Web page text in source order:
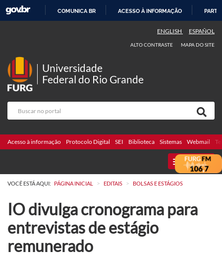
COMUNICA BR ACESSO À INFORMAÇÃO
ENGLISH ESPAÑOL
ALTO CONTRASTE MAPA DO SITE
Universidade
Federal do Rio Grande
Acesso à informação Protocolo Digital SEI Biblioteca Sistemas Webmail
MENU
VOCÊ ESTÁ AQUI: PÁGINA INICIAL > EDITAIS > BOLSAS E ESTÁGIOS
IO divulga cronograma para
entrevistas de estágio
remunerado